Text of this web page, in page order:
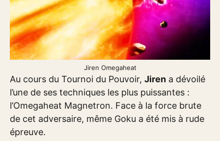
Jiren Omegaheat
Au cours du Tournoi du Pouvoir, Jiren a dévoilé
l’une de ses techniques les plus puissantes :
l’Omegaheat Magnetron. Face à la force brute
de cet adversaire, même Goku a été mis à rude
épreuve.